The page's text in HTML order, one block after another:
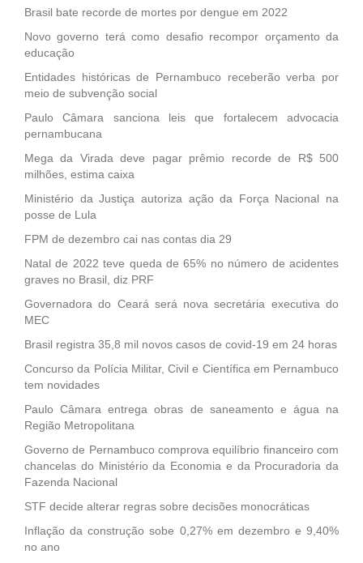
Brasil bate recorde de mortes por dengue em 2022
Novo governo terá como desafio recompor orçamento da
educação
Entidades históricas de Pernambuco receberão verba por
meio de subvenção social
Paulo Câmara sanciona leis que fortalecem advocacia
pernambucana
Mega da Virada deve pagar prêmio recorde de R$ 500
milhões, estima caixa
Ministério da Justiça autoriza ação da Força Nacional na
posse de Lula
FPM de dezembro cai nas contas dia 29
Natal de 2022 teve queda de 65% no número de acidentes
graves no Brasil, diz PRF
Governadora do Ceará será nova secretária executiva do
MEC
Brasil registra 35,8 mil novos casos de covid-19 em 24 horas
Concurso da Polícia Militar, Civil e Científica em Pernambuco
tem novidades
Paulo Câmara entrega obras de saneamento e água na
Região Metropolitana
Governo de Pernambuco comprova equilíbrio financeiro com
chancelas do Ministério da Economia e da Procuradoria da
Fazenda Nacional
STF decide alterar regras sobre decisões monocráticas
Inflação da construção sobe 0,27% em dezembro e 9,40%
no ano